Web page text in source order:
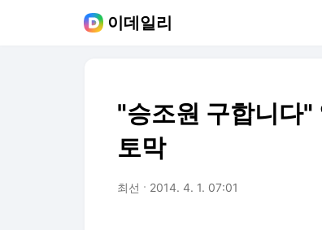
이데일리
"승조원 구합니다"
토막
최선 2014. 4. 1. 07:01